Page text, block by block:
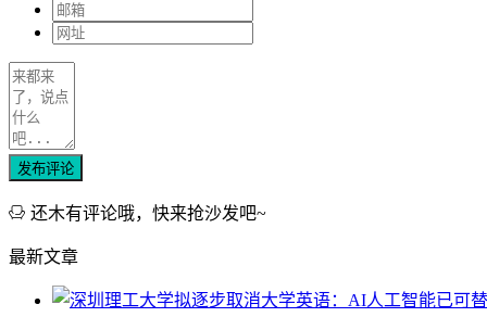
发布评论
还木有评论哦，快来抢沙发吧~
最新文章